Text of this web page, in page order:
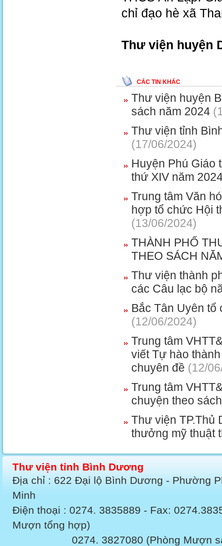
chỉ đạo hè xã
Thư viện huyện
CÁC TIN KHÁC
Thư viện huyện
sách năm 2024
Thư viện tỉnh
(17/06/2024)
Huyện Phú Giáo
thứ XIV năm
Trung tâm Văn
hợp tổ chức Hội
(13/06/2024)
THÀNH PHỐ
THEO SÁCH
Thư viện thành
các Câu lạc bộ
Bắc Tân Uyên tổ
(12/06/2024)
Trung tâm
viết Tự hào
chuyên đề (12/
Trung tâm
chuyện theo
Thư viện TP.Thủ
thưởng mỹ thuật
Thư viện tỉnh Bình Dương
Địa chỉ : 622 Đại lộ Bình Dương - Phường
Minh
Điện thoại : 0274. 3835889 - Fax:
Mượn tổng hợp)
0274. 3827080 (Phòng Mượn sách